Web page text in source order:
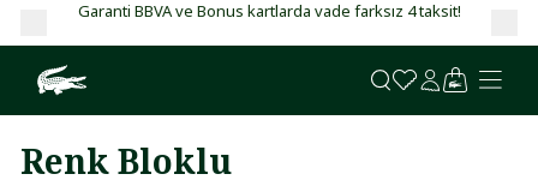
Garanti BBVA ve Bonus kartlarda vade farksız 4 taksit!
Renk Bloklu